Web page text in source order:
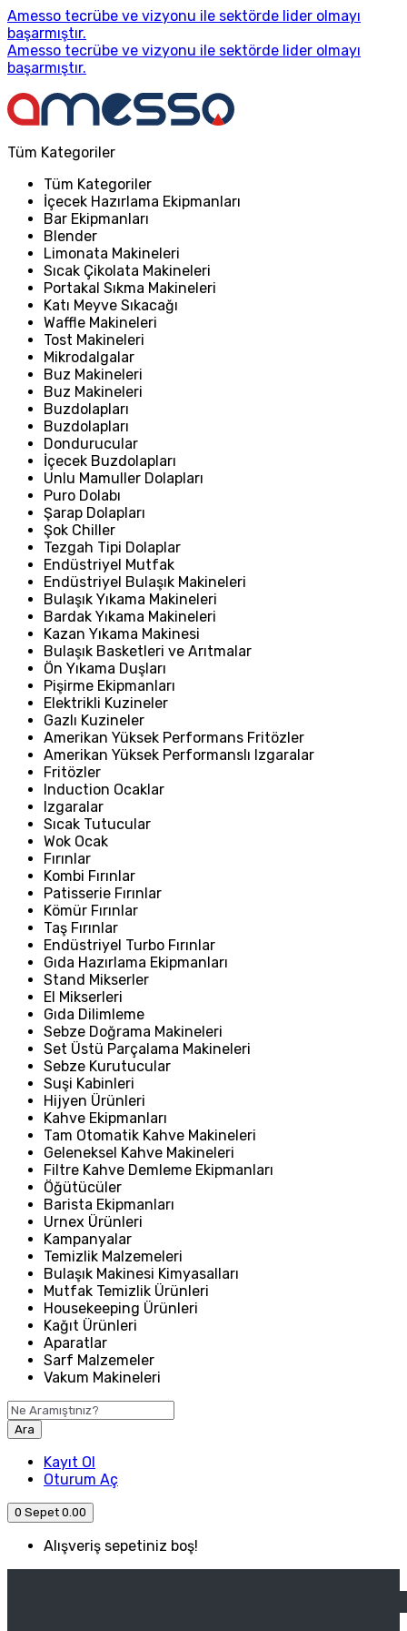
Amesso tecrübe ve vizyonu ile sektörde lider olmayı
başarmıştır.
Amesso tecrübe ve vizyonu ile sektörde lider olmayı
başarmıştır.
Tüm Kategoriler
Tüm Kategoriler
İçecek Hazırlama Ekipmanları
Bar Ekipmanları
Blender
Limonata Makineleri
Sıcak Çikolata Makineleri
Portakal Sıkma Makineleri
Katı Meyve Sıkacağı
Waffle Makineleri
Tost Makineleri
Mikrodalgalar
Buz Makineleri
Buz Makineleri
Buzdolapları
Buzdolapları
Dondurucular
İçecek Buzdolapları
Unlu Mamuller Dolapları
Puro Dolabı
Şarap Dolapları
Şok Chiller
Tezgah Tipi Dolaplar
Endüstriyel Mutfak
Endüstriyel Bulaşık Makineleri
Bulaşık Yıkama Makineleri
Bardak Yıkama Makineleri
Kazan Yıkama Makinesi
Bulaşık Basketleri ve Arıtmalar
Ön Yıkama Duşları
Pişirme Ekipmanları
Elektrikli Kuzineler
Gazlı Kuzineler
Amerikan Yüksek Performans Fritözler
Amerikan Yüksek Performanslı Izgaralar
Fritözler
Induction Ocaklar
Izgaralar
Sıcak Tutucular
Wok Ocak
Fırınlar
Kombi Fırınlar
Patisserie Fırınlar
Kömür Fırınlar
Taş Fırınlar
Endüstriyel Turbo Fırınlar
Gıda Hazırlama Ekipmanları
Stand Mikserler
El Mikserleri
Gıda Dilimleme
Sebze Doğrama Makineleri
Set Üstü Parçalama Makineleri
Sebze Kurutucular
Suşi Kabinleri
Hijyen Ürünleri
Kahve Ekipmanları
Tam Otomatik Kahve Makineleri
Geleneksel Kahve Makineleri
Filtre Kahve Demleme Ekipmanları
Öğütücüler
Barista Ekipmanları
Urnex Ürünleri
Kampanyalar
Temizlik Malzemeleri
Bulaşık Makinesi Kimyasalları
Mutfak Temizlik Ürünleri
Housekeeping Ürünleri
Kağıt Ürünleri
Aparatlar
Sarf Malzemeler
Vakum Makineleri
Ara
Kayıt Ol
Oturum Aç
0 Sepet 0.00
Alışveriş sepetiniz boş!